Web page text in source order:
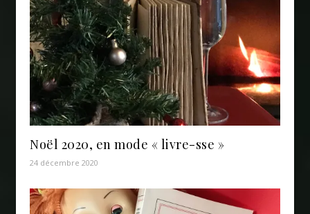
Noël 2020, en mode « livre-sse »
24 décembre 2020